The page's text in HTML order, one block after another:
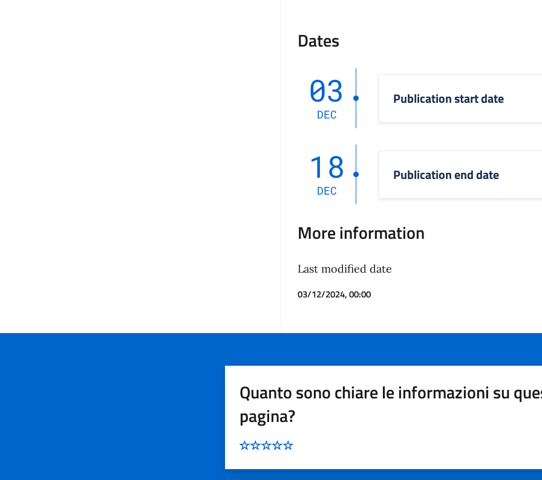
Dates
03
DEC
Publication start date
18
DEC
Publication end date
More information
Last modified date
03/12/2024, 00:00
Quanto sono chiare le informazioni su
pagina?